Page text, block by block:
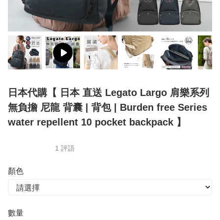
日本代購【 日本 直送 Legato Largo 肩樂系列
無負擔 尼龍 背囊 | 背包 | Burden free Series
water repellent 10 pocket backpack 】
1 評語
顏色
數量